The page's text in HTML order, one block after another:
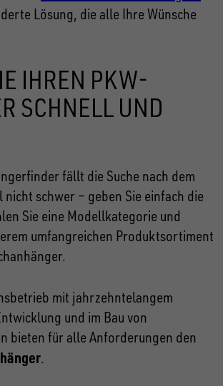
Lösung, die alle Ihre Wünsche
IHREN PKW-
SCHNELL UND
fällt die Suche nach dem
schwer – geben Sie einfach die
Sie eine Modellkategorie und
umfangreichen Produktsortiment
mit jahrzehntelangem
und im Bau von
bieten für alle Anforderungen den
.